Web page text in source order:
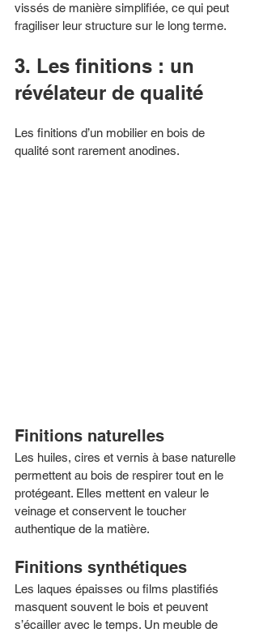
vissés de manière simplifiée, ce qui peut
fragiliser leur structure sur le long terme.
3. Les finitions : un
révélateur de qualité
Les finitions d’un mobilier en bois de
qualité sont rarement anodines.
Finitions naturelles
Les huiles, cires et vernis à base naturelle
permettent au bois de respirer tout en le
protégeant. Elles mettent en valeur le
veinage et conservent le toucher
authentique de la matière.
Finitions synthétiques
Les laques épaisses ou films plastifiés
masquent souvent le bois et peuvent
s’écailler avec le temps. Un meuble de